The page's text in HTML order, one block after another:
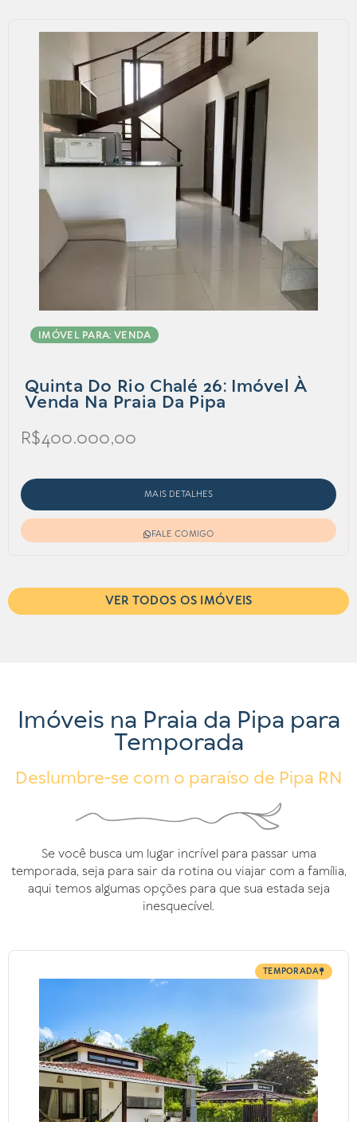
IMÓVEL PARA: VENDA
Quinta Do Rio Chalé 26: Imóvel À
Venda Na Praia Da Pipa
R$400.000,00
MAIS DETALHES
FALE COMIGO
VER TODOS OS IMÓVEIS
Imóveis na Praia da Pipa para
Temporada
Deslumbre-se com o paraíso de Pipa RN
Se você busca um lugar incrível para passar uma
temporada, seja para sair da rotina ou viajar com a família,
aqui temos algumas opções para que sua estada seja
inesquecível.
TEMPORADA